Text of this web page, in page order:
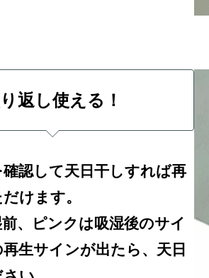
返し使える！
認して天日干しすれば再
けます。
、ピンクは吸湿後のサイ
生サインが出たら、天日